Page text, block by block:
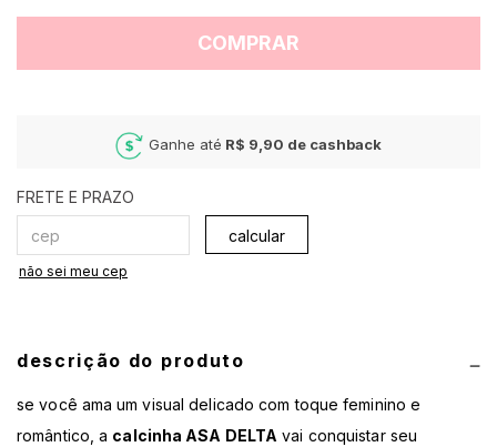
COMPRAR
Ganhe até R$ 9,90 de cashback
calcular
não sei meu cep
descrição do produto
se você ama um visual delicado com toque feminino e
romântico, a calcinha ASA DELTA vai conquistar seu